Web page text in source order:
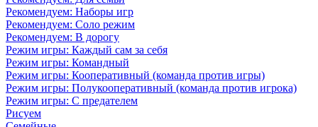
Рекомендуем: Наборы игр
Рекомендуем: Соло режим
Рекомендуем: В дорогу
Режим игры: Каждый сам за себя
Режим игры: Командный
Режим игры: Кооперативный (команда против игры)
Режим игры: Полукооперативный (команда против игрока)
Режим игры: С предателем
Рисуем